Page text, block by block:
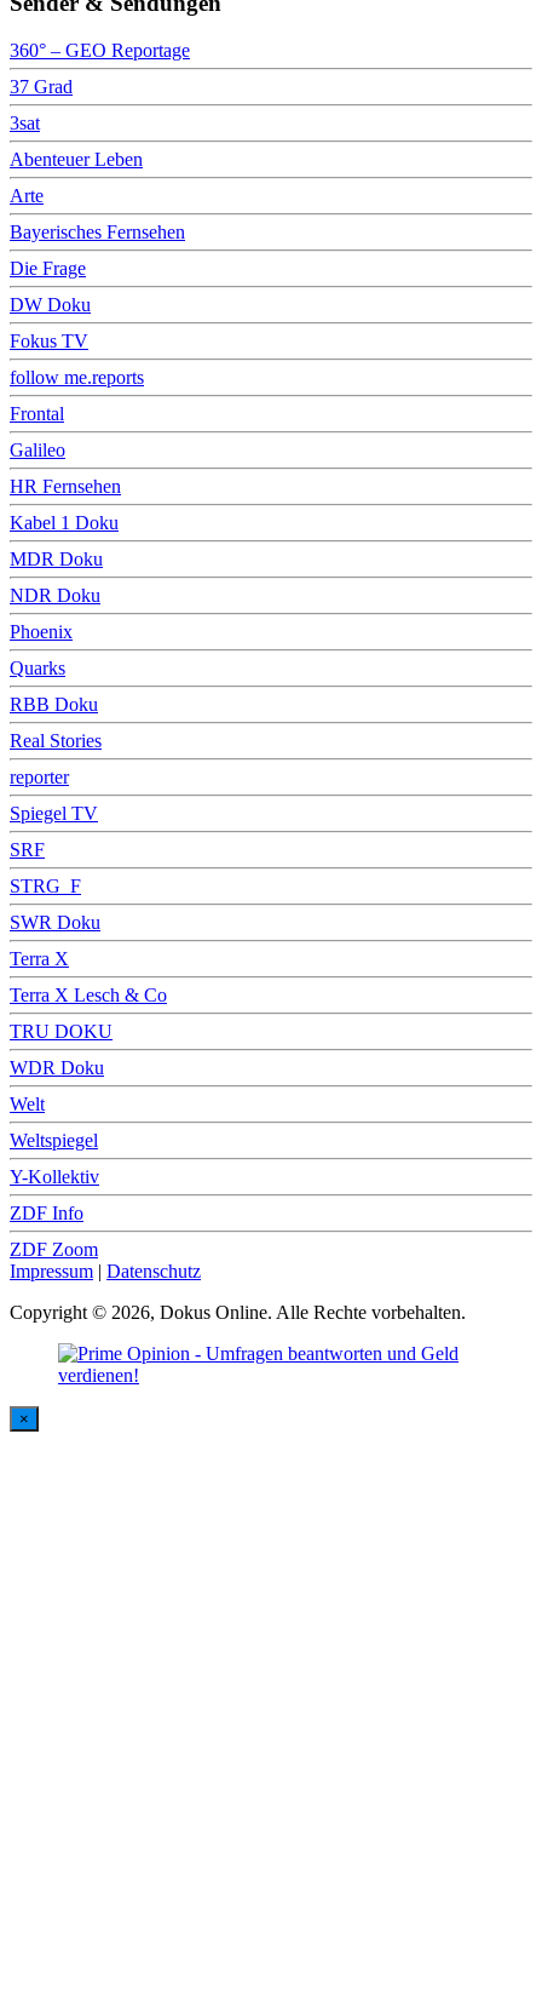
360° – GEO Reportage
37 Grad
3sat
Abenteuer Leben
Arte
Bayerisches Fernsehen
Die Frage
DW Doku
Fokus TV
follow me.reports
Frontal
Galileo
HR Fernsehen
Kabel 1 Doku
MDR Doku
NDR Doku
Phoenix
Quarks
RBB Doku
Real Stories
reporter
Spiegel TV
SRF
STRG_F
SWR Doku
Terra X
Terra X Lesch & Co
TRU DOKU
WDR Doku
Welt
Weltspiegel
Y-Kollektiv
ZDF Info
ZDF Zoom
Impressum | Datenschutz
Copyright © 2026, Dokus Online. Alle Rechte vorbehalten.
×